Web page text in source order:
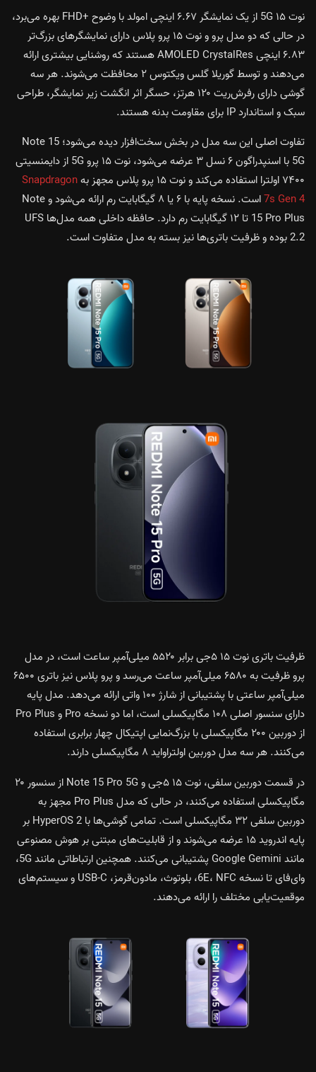
نوت ۱۵ 5G از یک نمایشگر ۶.۶۷ اینچی امولد با وضوح +FHD بهره می‌برد،
در حالی که دو مدل پرو و نوت ۱۵ پرو پلاس دارای نمایشگرهای بزرگ‌تر
۶.۸۳ اینچی AMOLED CrystalRes هستند که روشنایی بیشتری ارائه
می‌دهند و توسط گوریلا گلس ویکتوس ۲ محافظت می‌شوند. هر سه
گوشی دارای رفرش‌ریت ۱۲۰ هرتز، حسگر اثر انگشت زیر نمایشگر، طراحی
سبک و استاندارد IP برای مقاومت بدنه هستند.
تفاوت اصلی این سه مدل در بخش سخت‌افزار دیده می‌شود؛ Note 15
5G با اسنپدراگون ۶ نسل ۳ عرضه می‌شود، نوت ۱۵ پرو 5G از دایمنسیتی
۷۴۰۰ اولترا استفاده می‌کند و نوت ۱۵ پرو پلاس مجهز به
Snapdragon
7s Gen 4
است. نسخه پایه با ۶ یا ۸ گیگابایت رم ارائه می‌شود و Note
15 Pro Plus تا ۱۲ گیگابایت رم دارد. حافظه داخلی همه مدل‌ها UFS
2.2 بوده و ظرفیت باتری‌ها نیز بسته به مدل متفاوت است.
ظرفیت باتری نوت ۱۵ ۵جی برابر ۵۵۲۰ میلی‌آمپر ساعت است، در مدل
پرو ظرفیت به ۶۵۸۰ میلی‌آمپر ساعت می‌رسد و پرو پلاس نیز باتری ۶۵۰۰
میلی‌آمپر ساعتی با پشتیبانی از شارژ ۱۰۰ واتی ارائه می‌دهد. مدل پایه
دارای سنسور اصلی ۱۰۸ مگاپیکسلی است، اما دو نسخه Pro و Pro Plus
از دوربین ۲۰۰ مگاپیکسلی با بزرگ‌نمایی اپتیکال چهار برابری استفاده
می‌کنند. هر سه مدل دوربین اولتراواید ۸ مگاپیکسلی دارند.
در قسمت دوربین سلفی، نوت ۱۵ ۵جی و Note 15 Pro 5G از سنسور ۲۰
مگاپیکسلی استفاده می‌کنند، در حالی که مدل Pro Plus مجهز به
دوربین سلفی ۳۲ مگاپیکسلی است. تمامی گوشی‌ها با HyperOS 2 بر
پایه اندروید ۱۵ عرضه می‌شوند و از قابلیت‌های مبتنی بر هوش مصنوعی
مانند Google Gemini پشتیبانی می‌کنند. همچنین ارتباطاتی مانند 5G،
وای‌فای تا نسخه 6E، NFC، بلوتوث، مادون‌قرمز، USB-C و سیستم‌های
موقعیت‌یابی مختلف را ارائه می‌دهند.